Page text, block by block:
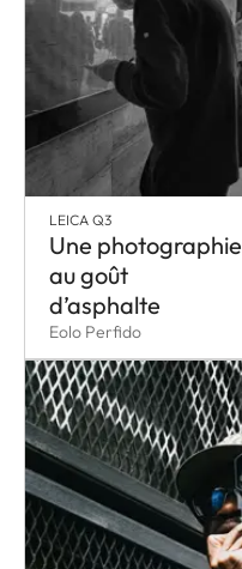
LEICA Q3
Une photographie
au goût
d’asphalte
Eolo Perfido